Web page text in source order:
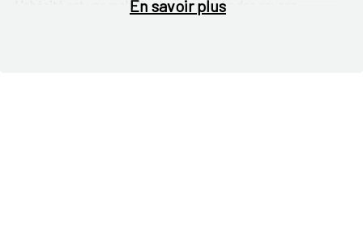
L'obésité est une maladie chronique qui a des causes
En savoir plus